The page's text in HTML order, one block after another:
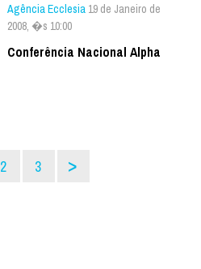
Agência Ecclesia 19 de Janeiro de
2008, �s 10:00
Conferência Nacional Alpha
2 3 >